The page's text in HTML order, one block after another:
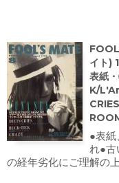
イト)
表紙
K/
●表
れ●古
の経年劣化にご理解の